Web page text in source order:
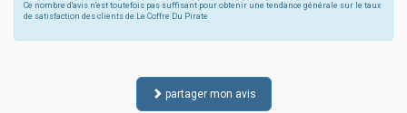
Ce nombre d'avis n'est toutefois pas suffisant pour obtenir une tendance générale sur le taux
de satisfaction des clients de Le Coffre Du Pirate
partager mon avis